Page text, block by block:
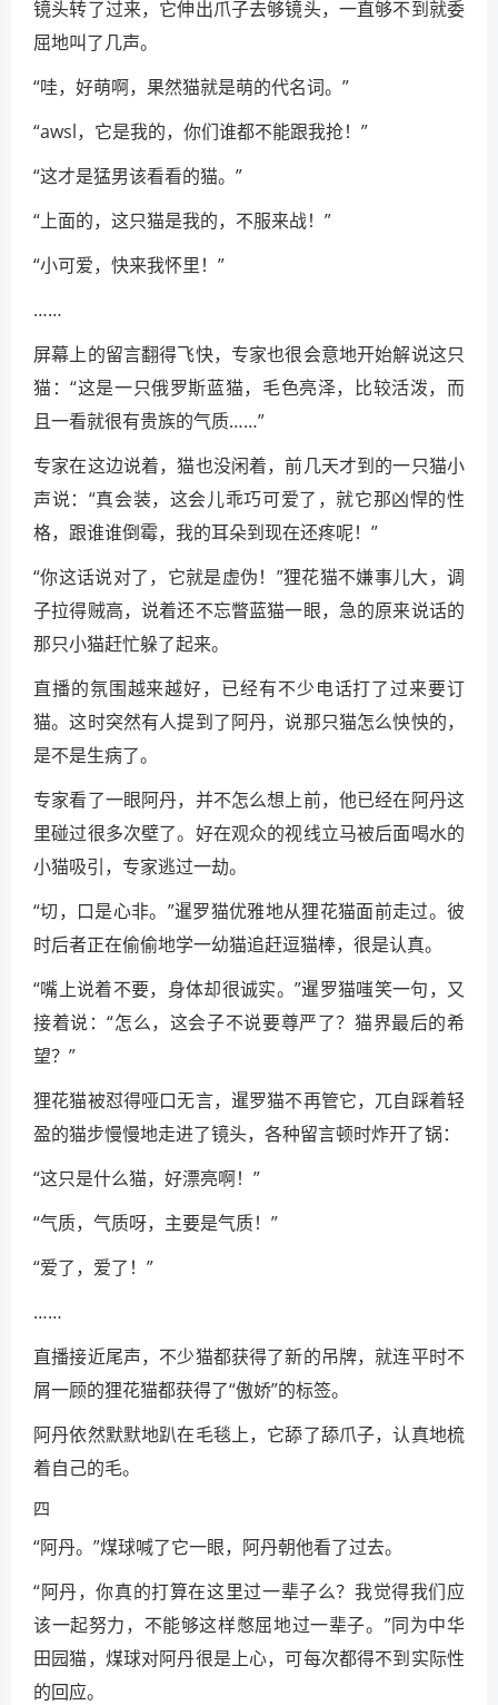
镜头转了过来，它伸出爪子去够镜头，一直够不到就委
屈地叫了几声。
“哇，好萌啊，果然猫就是萌的代名词。”
“awsl，它是我的，你们谁都不能跟我抢！”
“这才是猛男该看看的猫。”
“上面的，这只猫是我的，不服来战！”
“小可爱，快来我怀里！”
……
屏幕上的留言翻得飞快，专家也很会意地开始解说这只
猫：“这是一只俄罗斯蓝猫，毛色亮泽，比较活泼，而
且一看就很有贵族的气质……”
专家在这边说着，猫也没闲着，前几天才到的一只猫小
声说：“真会装，这会儿乖巧可爱了，就它那凶悍的性
格，跟谁谁倒霉，我的耳朵到现在还疼呢！”
“你这话说对了，它就是虚伪！”狸花猫不嫌事儿大，调
子拉得贼高，说着还不忘瞥蓝猫一眼，急的原来说话的
那只小猫赶忙躲了起来。
直播的氛围越来越好，已经有不少电话打了过来要订
猫。这时突然有人提到了阿丹，说那只猫怎么怏怏的，
是不是生病了。
专家看了一眼阿丹，并不怎么想上前，他已经在阿丹这
里碰过很多次壁了。好在观众的视线立马被后面喝水的
小猫吸引，专家逃过一劫。
“切，口是心非。”暹罗猫优雅地从狸花猫面前走过。彼
时后者正在偷偷地学一幼猫追赶逗猫棒，很是认真。
“嘴上说着不要，身体却很诚实。”暹罗猫嗤笑一句，又
接着说：“怎么，这会子不说要尊严了？猫界最后的希
望？”
狸花猫被怼得哑口无言，暹罗猫不再管它，兀自踩着轻
盈的猫步慢慢地走进了镜头，各种留言顿时炸开了锅：
“这只是什么猫，好漂亮啊！”
“气质，气质呀，主要是气质！”
“爱了，爱了！”
……
直播接近尾声，不少猫都获得了新的吊牌，就连平时不
屑一顾的狸花猫都获得了“傲娇”的标签。
阿丹依然默默地趴在毛毯上，它舔了舔爪子，认真地梳
着自己的毛。
四
“阿丹。”煤球喊了它一眼，阿丹朝他看了过去。
“阿丹，你真的打算在这里过一辈子么？我觉得我们应
该一起努力，不能够这样憋屈地过一辈子。”同为中华
田园猫，煤球对阿丹很是上心，可每次都得不到实际性
的回应。